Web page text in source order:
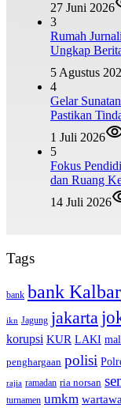
27 Juni 2026
3
Rumah
Ungkap
5 Agustus
4
Gelar
Pastikan
1 Juli 2026
5
Fokus
dan Ruang
14 Juli 2026
Tags
bank bank Kalbar
ikn Jagung jakarta
korupsi KUR LAKI
penghargaan polisi
rajia ramadan ria norsan
turnamen umkm